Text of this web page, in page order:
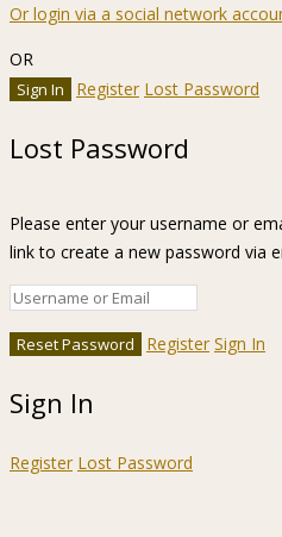
Or login via a social network
OR
Register Lost Password
Lost Password
Please enter your username or
link to create a new password via
Register Sign In
Sign In
Register Lost Password